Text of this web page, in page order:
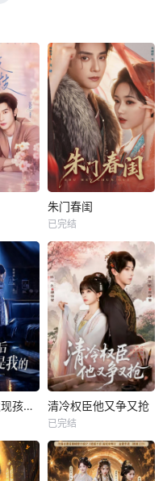
朱门春闺
已完结
当上月嫂后发现孩子是我的 清冷权臣他又争又抢
已完结